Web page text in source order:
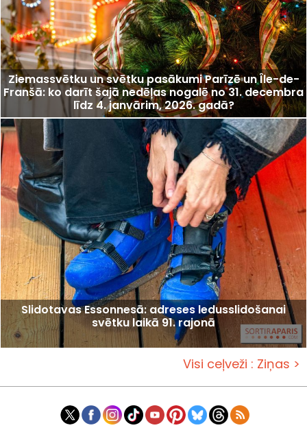
Ziemassvētku un svētku pasākumi Parīzē un Île-de-
Franšā: ko darīt šajā nedēļas nogalē no 31. decembra
līdz 4. janvārim, 2026. gadā?
Slidotavas Essonnesā: adreses ledusslidošanai
svētku laikā 91. rajonā
Visi ceļveži : Ziņas >